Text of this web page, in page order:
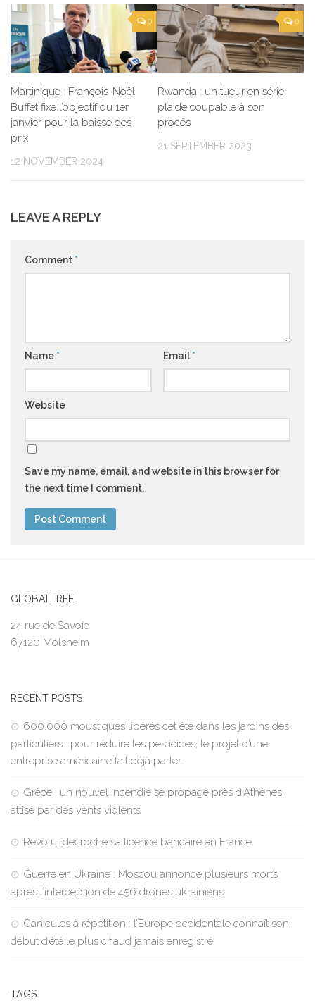
0
Martinique : François-Noël
Buffet fixe l’objectif du 1er
janvier pour la baisse des
prix
12 NOVEMBER 2024
0
Rwanda : un tueur en série
plaide coupable à son
procès
21 SEPTEMBER 2023
LEAVE A REPLY
Comment *
Name * Email *
Website
Save my name, email, and website in this browser for
the next time I comment.
GLOBALTREE
24 rue de Savoie
67120 Molsheim
RECENT POSTS
600.000 moustiques libérés cet été dans les jardins des
particuliers : pour réduire les pesticides, le projet d’une
entreprise américaine fait déjà parler
Grèce : un nouvel incendie se propage près d’Athènes,
attisé par des vents violents
Revolut décroche sa licence bancaire en France
Guerre en Ukraine : Moscou annonce plusieurs morts
après l’interception de 456 drones ukrainiens
Canicules à répétition : l’Europe occidentale connaît son
début d’été le plus chaud jamais enregistré
TAGS